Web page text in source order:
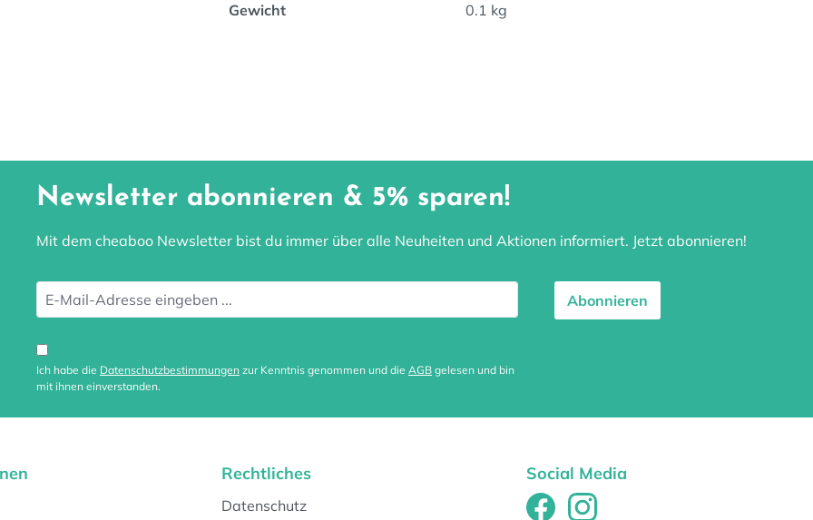
Gewicht 0.1 kg
Newsletter abonnieren & 5% sparen!
Mit dem cheaboo Newsletter bist du immer über alle Neuheiten und Aktionen informiert. Jetzt abonnieren!
Ich habe die Datenschutzbestimmungen zur Kenntnis genommen und die AGB gelesen und bin
mit ihnen einverstanden.
Abonnieren
Rechtliches
Datenschutz
Social Media